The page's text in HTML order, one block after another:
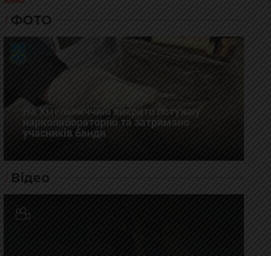
ФОТО
На Хмельниччині викрито потужну
нарколабораторію та затримано
учасників банди
Відео